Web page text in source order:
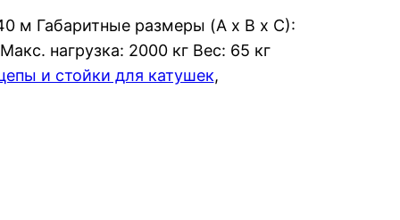
м Габаритные размеры (A x B x C):
нагрузка: 2000 кг Вес: 65 кг
и стойки для катушек